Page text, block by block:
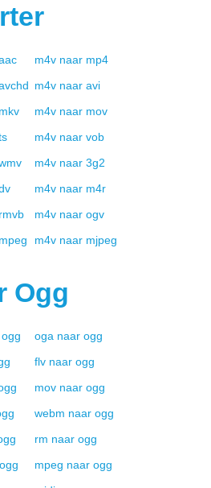
m4v naar mp4
m4v naar avi
mkv m4v naar mov
m4v naar vob
m4v naar 3g2
m4v naar m4r
rmvb m4v naar ogv
mpeg m4v naar mjpeg
Ogg
ogg oga naar ogg
flv naar ogg
mov naar ogg
webm naar ogg
rm naar ogg
ogg mpeg naar ogg